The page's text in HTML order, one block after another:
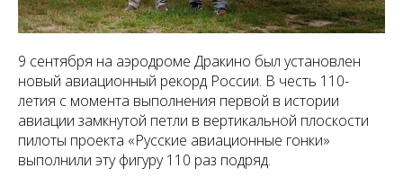
9 сентября на аэродроме Дракино был установлен
новый авиационный рекорд России. В честь 110-
летия с момента выполнения первой в истории
авиации замкнутой петли в вертикальной плоскости
пилоты проекта «Русские авиационные гонки»
выполнили эту фигуру 110 раз подряд.